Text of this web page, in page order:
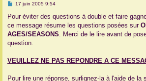
M
s
a
g
17 juin 2005 9:54
Pour éviter des questions à double et faire
ce message résume les questions posées sur
AGES/SEASONS. Merci de le lire avant de
question.
VEUILLEZ NE PAS REPONDRE A CE
Pour lire une réponse, surlignez-la à l'aide de la